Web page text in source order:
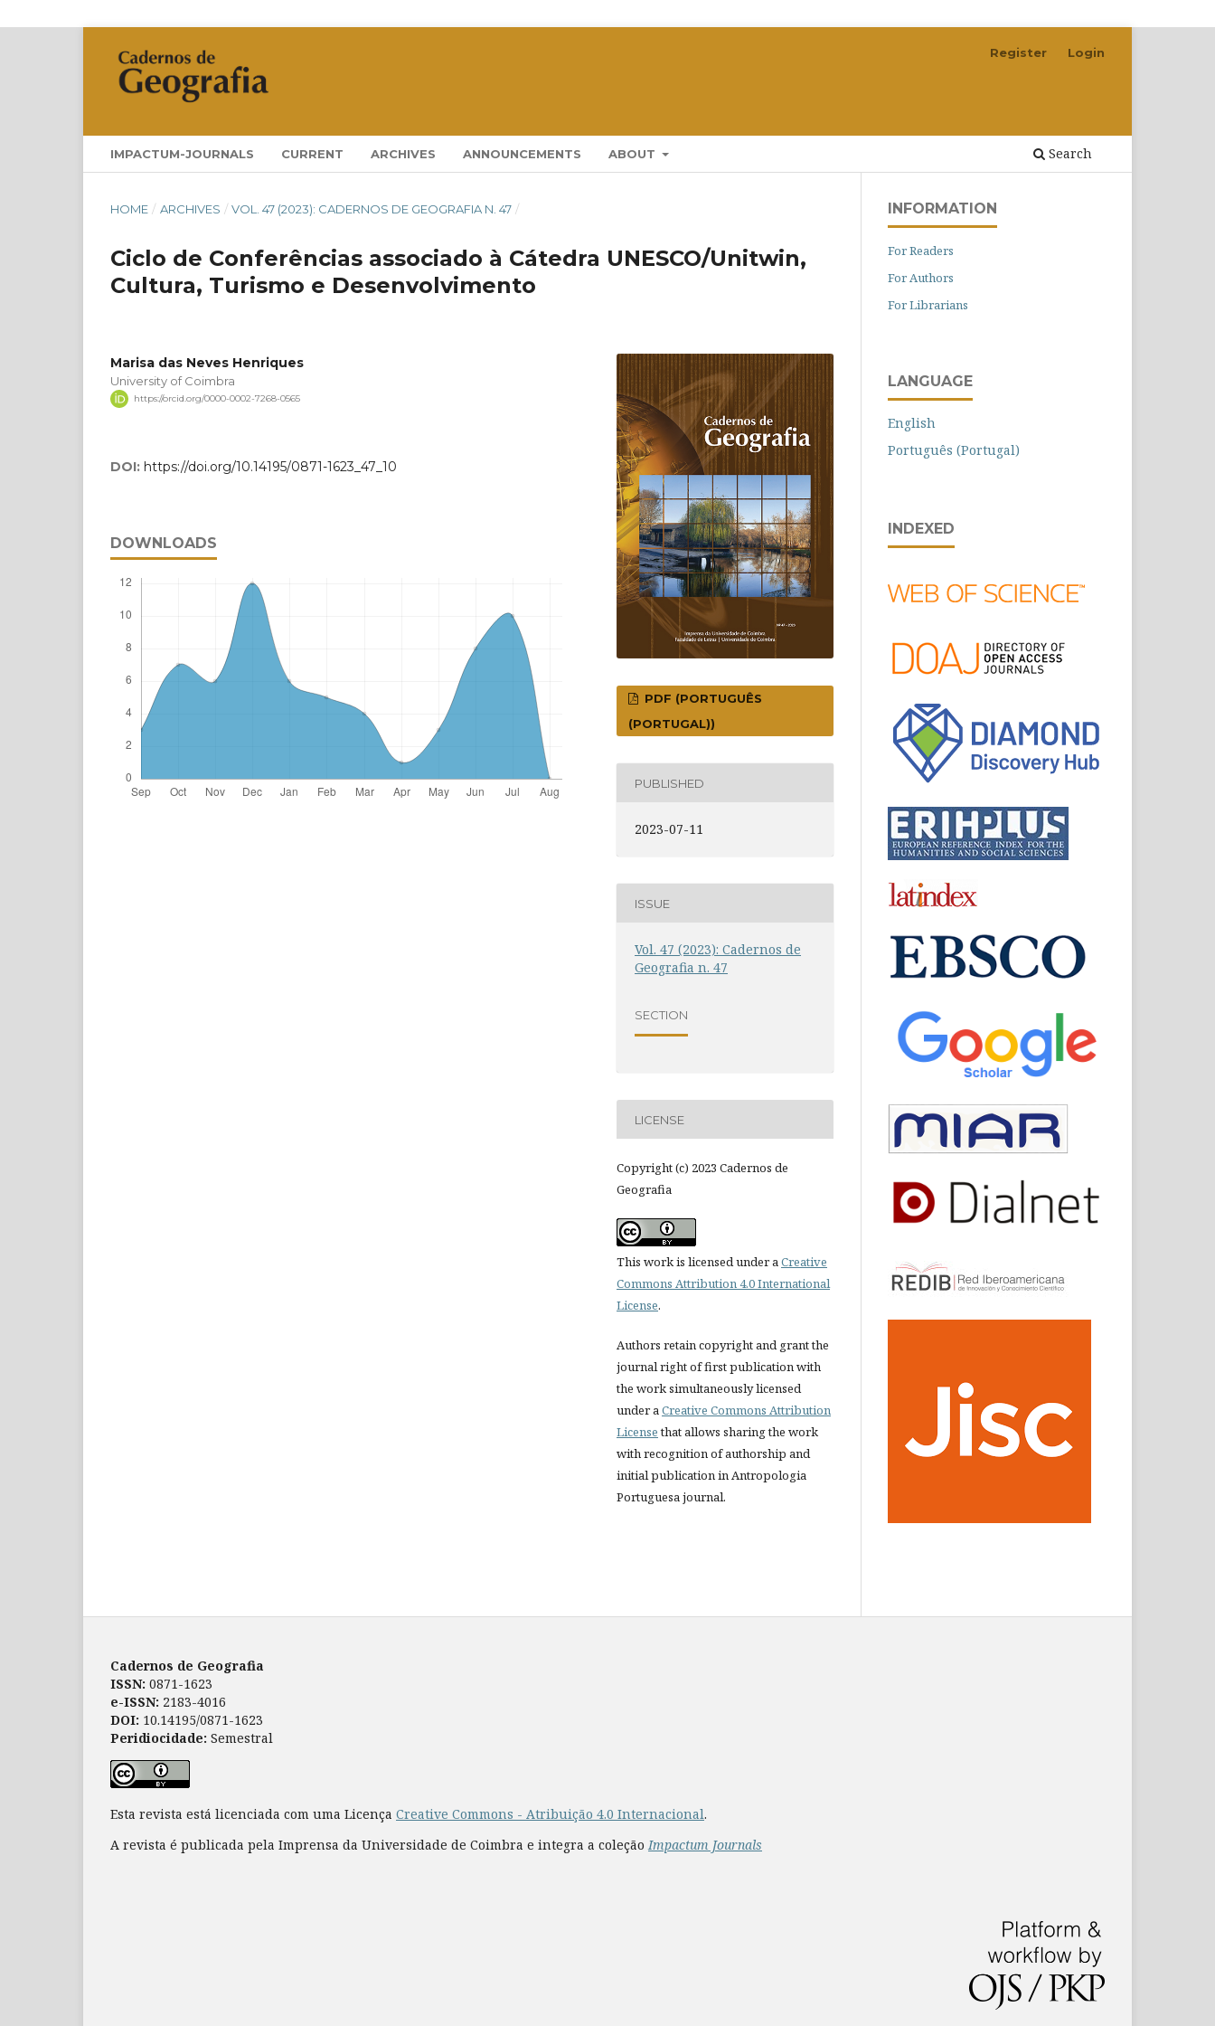
IMPACTUM-JOURNALS CURRENT ARCHIVES ANNOUNCEMENTS ABOUT Search
Register Login
HOME / ARCHIVES / VOL. 47 (2023): CADERNOS DE GEOGRAFIA N. 47 /
Ciclo de Conferências associado à Cátedra UNESCO/Unitwin,
Cultura, Turismo e Desenvolvimento
Marisa das Neves Henriques
University of Coimbra
https://orcid.org/0000-0002-7268-0565
DOI: https://doi.org/10.14195/0871-1623_47_10
DOWNLOADS
PDF (PORTUGUÊS
(PORTUGAL))
PUBLISHED
2023-07-11
ISSUE
Vol. 47 (2023): Cadernos de
Geografia n. 47
SECTION
LICENSE
Copyright (c) 2023 Cadernos de
Geografia
This work is licensed under aCreative
Commons Attribution 4.0 International
License.
Authors retain copyright and grant the
journal right of first publication with
the work simultaneously licensed
under aCreative Commons Attribution
Licensethat allows sharing the work
with recognition of authorship and
initial publication in Antropologia
Portuguesa journal.
INFORMATION
For Readers
For Authors
For Librarians
LANGUAGE
English
Português (Portugal)
INDEXED
Cadernos de Geografia
ISSN: 0871-1623
e-ISSN: 2183-4016
DOI: 10.14195/0871-1623
Peridiocidade: Semestral
Esta revista está licenciada com uma Licença Creative Commons - Atribuição 4.0 Internacional.
A revista é publicada pela Imprensa da Universidade de Coimbra e integra a coleçãoImpactum Journals